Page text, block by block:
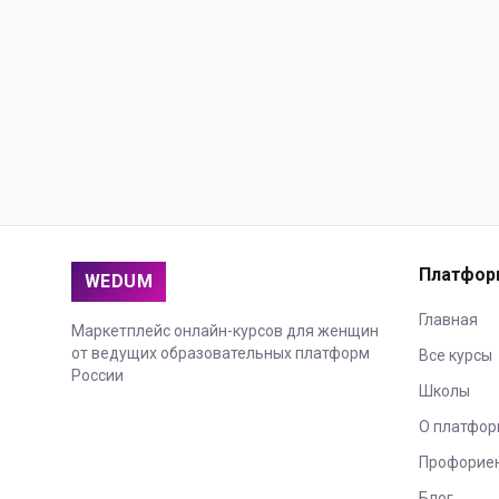
WEDUM
Маркетплейс онлайн-курсов для женщин
от ведущих образовательных платформ
России
Главная
Все курсы
Школы
О